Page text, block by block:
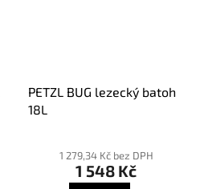
PETZL BUG lezecký batoh
18L
hodnocení
produktu
1 279,34 Kč bez DPH
1 548 Kč